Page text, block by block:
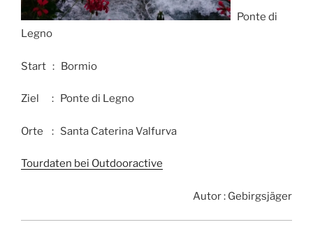
Ponte di
Legno
Start : Bormio
Ziel : Ponte di Legno
Orte : Santa Caterina Valfurva
Tourdaten bei Outdooractive
Autor : Gebirgsjäger